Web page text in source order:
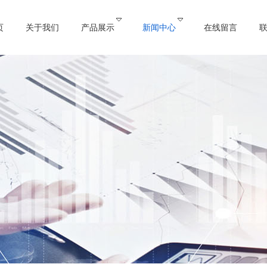
关于我们 产品展示 新闻中心 在线留言